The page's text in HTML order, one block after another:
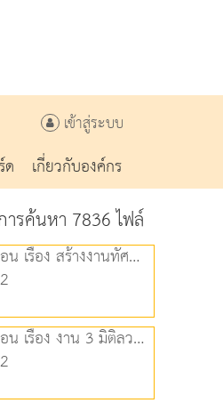
เข้าสู่ระบบ
ด เกี่ยวกับองค์กร
ารค้นหา 7836 ไฟล์
สื่อประกอบการสอน เรื่อง สร้างงานทัศนศิลป์จากรูปร่างธรรมชาติสิ่งแวดล้อม (2.79 MB)
สื่อประกอบการสอน เรื่อง งาน 3 มิติลวงตา (2.07 MB)